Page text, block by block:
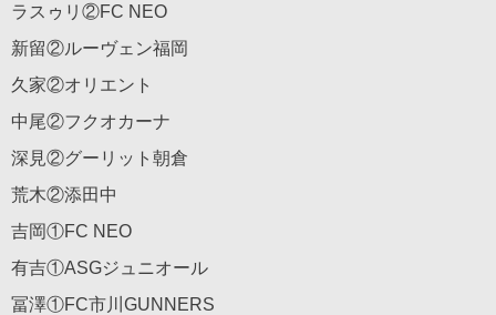
ラスゥリ②FC NEO
新留②ルーヴェン福岡
久家②オリエント
中尾②フクオカーナ
深見②グーリット朝倉
荒木②添田中
吉岡①FC NEO
有吉①ASGジュニオール
冨澤①FC市川GUNNERS